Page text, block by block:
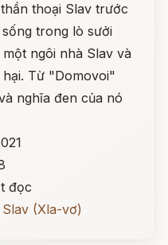
thoại Slav trước
trong lò sưởi
ngôi nhà Slav và
Từ "Domovoi"
nghĩa đen của nó
đọc
(Xla-vơ)